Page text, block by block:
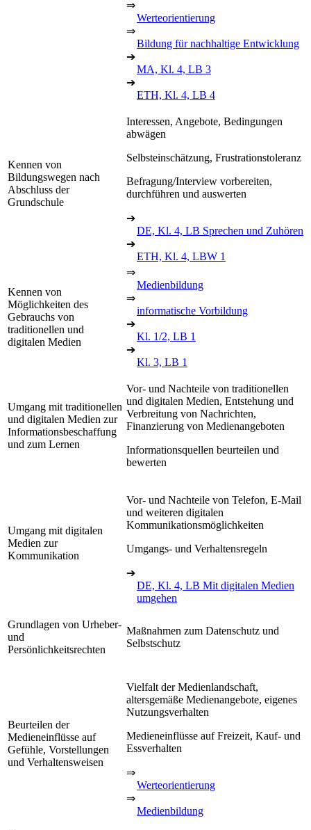
⇒
Werteorientierung
⇒
Bildung für nachhaltige Entwicklung
➔
MA, Kl. 4, LB 3
➔
ETH, Kl. 4, LB 4
Kennen von
Bildungswegen nach
Abschluss der
Grundschule
Interessen, Angebote, Bedingungen
abwägen
Selbsteinschätzung, Frustrationstoleranz
Befragung/Interview vorbereiten,
durchführen und auswerten
➔
DE, Kl. 4, LB Sprechen und Zuhören
➔
ETH, Kl. 4, LBW 1
Kennen von
Möglichkeiten des
Gebrauchs von
traditionellen und
digitalen Medien
⇒
Medienbildung
⇒
informatische Vorbildung
➔
Kl. 1/2, LB 1
➔
Kl. 3, LB 1
Umgang mit traditionellen
und digitalen Medien zur
Informationsbeschaffung
und zum Lernen
Vor- und Nachteile von traditionellen
und digitalen Medien, Entstehung und
Verbreitung von Nachrichten,
Finanzierung von Medienangeboten
Informationsquellen beurteilen und
bewerten
Umgang mit digitalen
Medien zur
Kommunikation
Vor- und Nachteile von Telefon, E-Mail
und weiteren digitalen
Kommunikationsmöglichkeiten
Umgangs- und Verhaltensregeln
➔
DE, Kl. 4, LB Mit digitalen Medien
umgehen
Grundlagen von Urheber-
und
Persönlichkeitsrechten
Maßnahmen zum Datenschutz und
Selbstschutz
Beurteilen der
Medieneinflüsse auf
Gefühle, Vorstellungen
und Verhaltensweisen
Vielfalt der Medienlandschaft,
altersgemäße Medienangebote, eigenes
Nutzungsverhalten
Medieneinflüsse auf Freizeit, Kauf- und
Essverhalten
⇒
Werteorientierung
⇒
Medienbildung